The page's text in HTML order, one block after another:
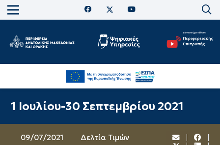
1 Ιουλίου-30 Σεπτεμβρίου 2021
09/07/2021
Δελτία Τιμών